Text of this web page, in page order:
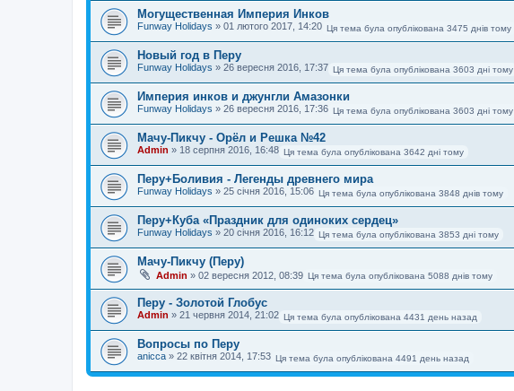
Могущественная Империя Инков
Funway Holidays » 01 лютого 2017, 14:20 Ця тема була опублікована 3475 днів тому
Новый год в Перу
Funway Holidays » 26 вересня 2016, 17:37 Ця тема була опублікована 3603 дні тому
Империя инков и джунгли Амазонки
Funway Holidays » 26 вересня 2016, 17:36 Ця тема була опублікована 3603 дні тому
Мачу-Пикчу - Орёл и Решка №42
Admin » 18 серпня 2016, 16:48 Ця тема була опублікована 3642 дні тому
Перу+Боливия - Легенды древнего мира
Funway Holidays » 25 січня 2016, 15:06 Ця тема була опублікована 3848 днів тому
Перу+Куба «Праздник для одиноких сердец»
Funway Holidays » 20 січня 2016, 16:12 Ця тема була опублікована 3853 дні тому
Мачу-Пикчу (Перу)
Admin » 02 вересня 2012, 08:39 Ця тема була опублікована 5088 днів тому
Перу - Золотой Глобус
Admin » 21 червня 2014, 21:02 Ця тема була опублікована 4431 день назад
Вопросы по Перу
anicca » 22 квітня 2014, 17:53 Ця тема була опублікована 4491 день назад